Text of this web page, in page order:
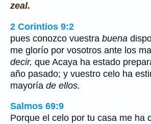
zeal.
2 Corintios 9:2
pues conozco vuestra buena
me glorío por vosotros ante los
decir, que Acaya ha estado
año pasado; y vuestro celo ha
mayoría de ellos.
Salmos 69:9
Porque el celo por tu casa me ha